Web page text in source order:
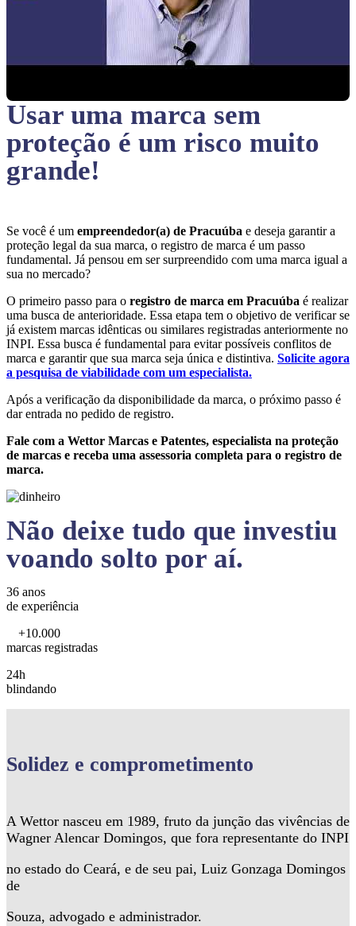
Usar uma marca sem
proteção é um risco muito
grande!
Se você é um empreendedor(a) de Pracuúba e deseja garantir a
proteção legal da sua marca, o registro de marca é um passo
fundamental. Já pensou em ser surpreendido com uma marca igual a
sua no mercado?
O primeiro passo para o registro de marca em Pracuúba é realizar
uma busca de anterioridade. Essa etapa tem o objetivo de verificar se
já existem marcas idênticas ou similares registradas anteriormente no
INPI. Essa busca é fundamental para evitar possíveis conflitos de
marca e garantir que sua marca seja única e distintiva. Solicite agora
a pesquisa de viabilidade com um especialista.
Após a verificação da disponibilidade da marca, o próximo passo é
dar entrada no pedido de registro.
Fale com a Wettor Marcas e Patentes, especialista na proteção
de marcas e receba uma assessoria completa para o registro de
marca.
Não deixe tudo que investiu
voando solto por aí.
36 anos
de experiência
+10.000
marcas registradas
24h
blindando
Solidez e comprometimento
A Wettor nasceu em 1989, fruto da junção das vivências de
Wagner Alencar Domingos, que fora representante do INPI
no estado do Ceará, e de seu pai, Luiz Gonzaga Domingos
de
Souza, advogado e administrador.